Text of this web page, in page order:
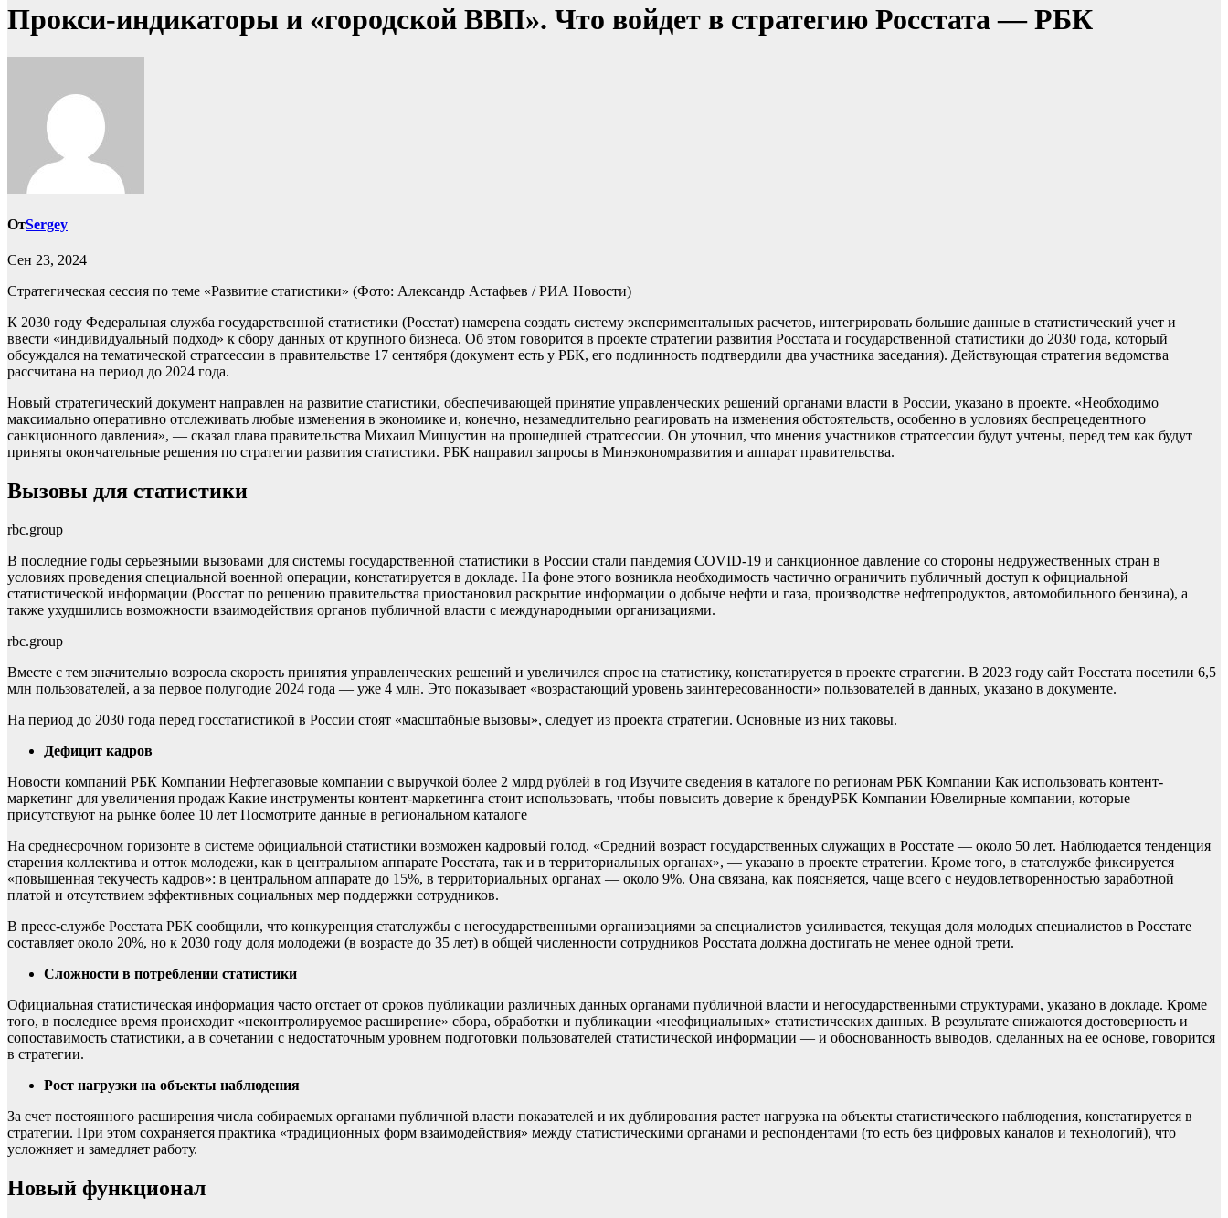
Прокси-индикаторы и «городской ВВП». Что войдет в стратегию Росстата — РБК
ОтSergey
Сен 23, 2024
Стратегическая сессия по теме «Развитие статистики» (Фото: Александр Астафьев / РИА Новости)
К 2030 году Федеральная служба государственной статистики (Росстат) намерена создать систему экспериментальных расчетов, интегрировать большие данные в статистический учет и
ввести «индивидуальный подход» к сбору данных от крупного бизнеса. Об этом говорится в проекте стратегии развития Росстата и государственной статистики до 2030 года, который
обсуждался на тематической стратсессии в правительстве 17 сентября (документ есть у РБК, его подлинность подтвердили два участника заседания). Действующая стратегия ведомства
рассчитана на период до 2024 года.
Новый стратегический документ направлен на развитие статистики, обеспечивающей принятие управленческих решений органами власти в России, указано в проекте. «Необходимо
максимально оперативно отслеживать любые изменения в экономике и, конечно, незамедлительно реагировать на изменения обстоятельств, особенно в условиях беспрецедентного
санкционного давления», — сказал глава правительства Михаил Мишустин на прошедшей стратсессии. Он уточнил, что мнения участников стратсессии будут учтены, перед тем как будут
приняты окончательные решения по стратегии развития статистики. РБК направил запросы в Минэкономразвития и аппарат правительства.
Вызовы для статистики
rbc.group
В последние годы серьезными вызовами для системы государственной статистики в России стали пандемия COVID-19 и санкционное давление со стороны недружественных стран в
условиях проведения специальной военной операции, констатируется в докладе. На фоне этого возникла необходимость частично ограничить публичный доступ к официальной
статистической информации (Росстат по решению правительства приостановил раскрытие информации о добыче нефти и газа, производстве нефтепродуктов, автомобильного бензина), а
также ухудшились возможности взаимодействия органов публичной власти с международными организациями.
rbc.group
Вместе с тем значительно возросла скорость принятия управленческих решений и увеличился спрос на статистику, констатируется в проекте стратегии. В 2023 году сайт Росстата посетили 6,5
млн пользователей, а за первое полугодие 2024 года — уже 4 млн. Это показывает «возрастающий уровень заинтересованности» пользователей в данных, указано в документе.
На период до 2030 года перед госстатистикой в России стоят «масштабные вызовы», следует из проекта стратегии. Основные из них таковы.
Дефицит кадров
Новости компаний РБК Компании Нефтегазовые компании с выручкой более 2 млрд рублей в год Изучите сведения в каталоге по регионам РБК Компании Как использовать контент-
маркетинг для увеличения продаж Какие инструменты контент-маркетинга стоит использовать, чтобы повысить доверие к брендуРБК Компании Ювелирные компании, которые
присутствуют на рынке более 10 лет Посмотрите данные в региональном каталоге
На среднесрочном горизонте в системе официальной статистики возможен кадровый голод. «Средний возраст государственных служащих в Росстате — около 50 лет. Наблюдается тенденция
старения коллектива и отток молодежи, как в центральном аппарате Росстата, так и в территориальных органах», — указано в проекте стратегии. Кроме того, в статслужбе фиксируется
«повышенная текучесть кадров»: в центральном аппарате до 15%, в территориальных органах — около 9%. Она связана, как поясняется, чаще всего с неудовлетворенностью заработной
платой и отсутствием эффективных социальных мер поддержки сотрудников.
В пресс-службе Росстата РБК сообщили, что конкуренция статслужбы с негосударственными организациями за специалистов усиливается, текущая доля молодых специалистов в Росстате
составляет около 20%, но к 2030 году доля молодежи (в возрасте до 35 лет) в общей численности сотрудников Росстата должна достигать не менее одной трети.
Сложности в потреблении статистики
Официальная статистическая информация часто отстает от сроков публикации различных данных органами публичной власти и негосударственными структурами, указано в докладе. Кроме
того, в последнее время происходит «неконтролируемое расширение» сбора, обработки и публикации «неофициальных» статистических данных. В результате снижаются достоверность и
сопоставимость статистики, а в сочетании с недостаточным уровнем подготовки пользователей статистической информации — и обоснованность выводов, сделанных на ее основе, говорится
в стратегии.
Рост нагрузки на объекты наблюдения
За счет постоянного расширения числа собираемых органами публичной власти показателей и их дублирования растет нагрузка на объекты статистического наблюдения, констатируется в
стратегии. При этом сохраняется практика «традиционных форм взаимодействия» между статистическими органами и респондентами (то есть без цифровых каналов и технологий), что
усложняет и замедляет работу.
Новый функционал